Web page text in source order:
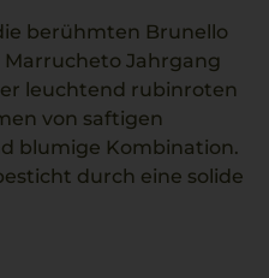
berühmten Brunello
Marrucheto Jahrgang
leuchtend rubinroten
von saftigen
blumige Kombination.
durch eine solide
Fässern verstärkt